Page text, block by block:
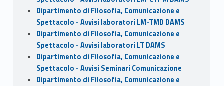
Dipartimento di Filosofia, Comunicazione e
Spettacolo - Avvisi laboratori LM-TMD DAMS
Dipartimento di Filosofia, Comunicazione e
Spettacolo - Avvisi laboratori LT DAMS
Dipartimento di Filosofia, Comunicazione e
Spettacolo - Avvisi Seminari Comunicazione
Dipartimento di Filosofia, Comunicazione e